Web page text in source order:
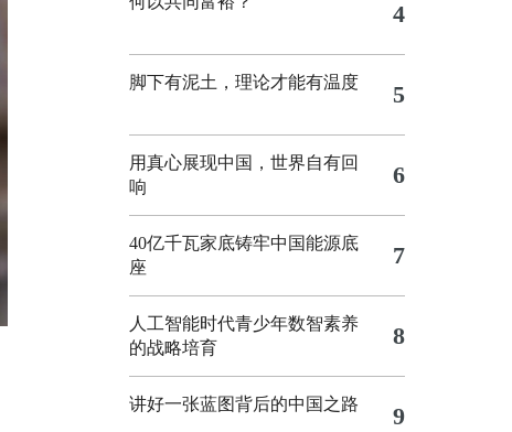
4
脚下有泥土，理论才能有温度 5
用真心展现中国，世界自有回
响
6
40亿千瓦家底铸牢中国能源底
座
7
人工智能时代青少年数智素养
的战略培育
8
讲好一张蓝图背后的中国之路 9